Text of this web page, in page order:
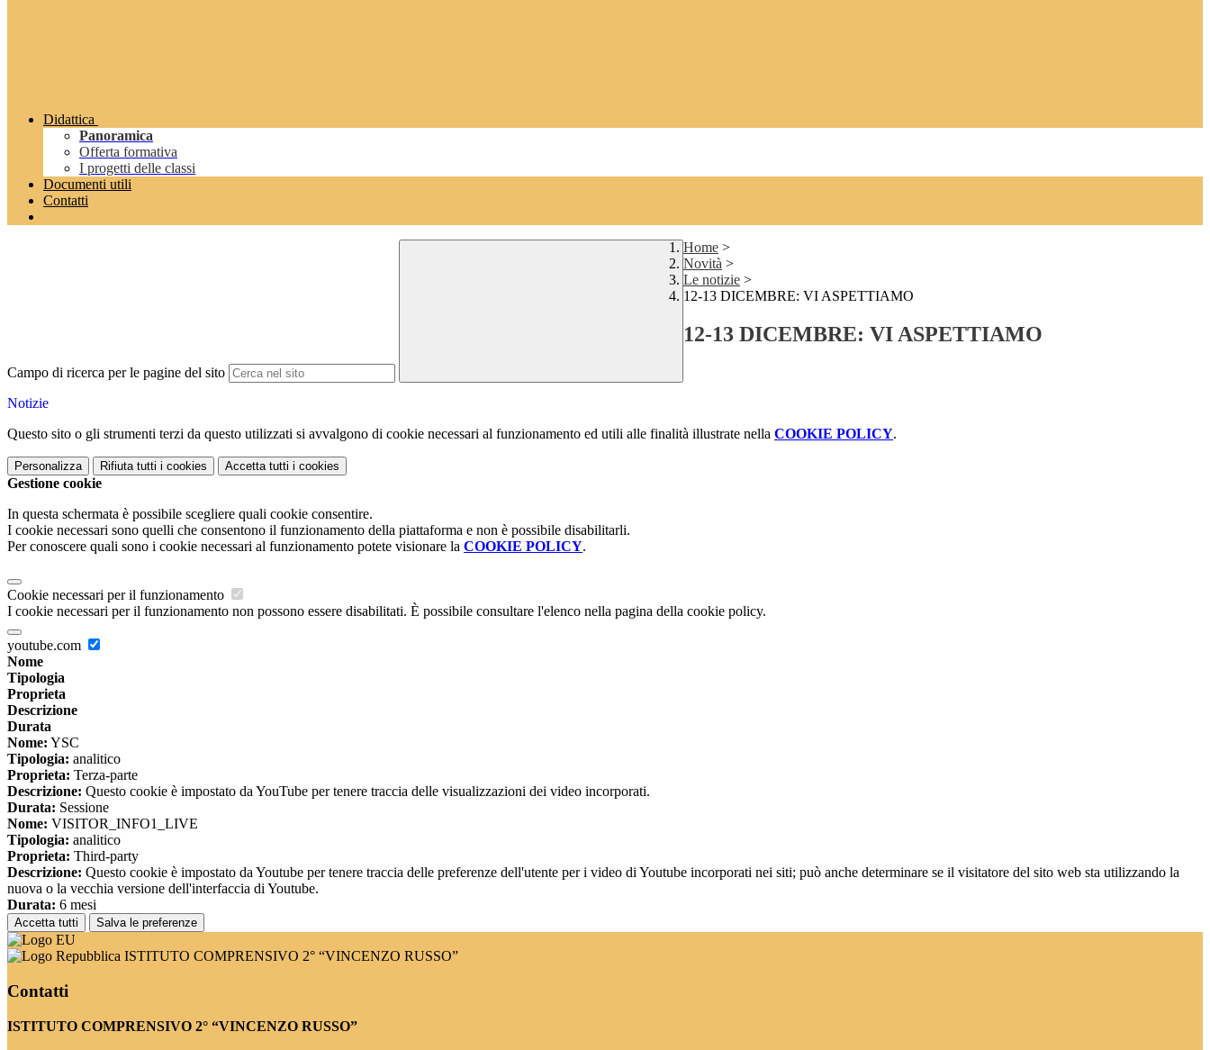
Didattica
Panoramica
Offerta formativa
I progetti delle classi
Documenti utili
Contatti
Campo di ricerca per le pagine del sito
Home >
Novità >
Le notizie >
12-13 DICEMBRE: VI ASPETTIAMO
12-13 DICEMBRE: VI ASPETTIAMO
Notizie
Questo sito o gli strumenti terzi da questo utilizzati si avvalgono di cookie necessari al funzionamento ed utili alle finalità illustrate nella COOKIE POLICY.
Personalizza Rifiuta tutti i cookies Accetta tutti i cookies
Gestione cookie
In questa schermata è possibile scegliere quali cookie consentire.
I cookie necessari sono quelli che consentono il funzionamento della piattaforma e non è possibile disabilitarli.
Per conoscere quali sono i cookie necessari al funzionamento potete visionare la COOKIE POLICY.
Cookie necessari per il funzionamento
I cookie necessari per il funzionamento non possono essere disabilitati. È possibile consultare l'elenco nella pagina della cookie policy.
youtube.com
Nome
Tipologia
Proprieta
Descrizione
Durata
Nome: YSC
Tipologia: analitico
Proprieta: Terza-parte
Descrizione: Questo cookie è impostato da YouTube per tenere traccia delle visualizzazioni dei video incorporati.
Durata: Sessione
Nome: VISITOR_INFO1_LIVE
Tipologia: analitico
Proprieta: Third-party
Descrizione: Questo cookie è impostato da Youtube per tenere traccia delle preferenze dell'utente per i video di Youtube incorporati nei siti; può anche determinare se il visitatore del sito web sta utilizzando la
nuova o la vecchia versione dell'interfaccia di Youtube.
Durata: 6 mesi
Accetta tutti Salva le preferenze
ISTITUTO COMPRENSIVO 2° “VINCENZO RUSSO”
Contatti
ISTITUTO COMPRENSIVO 2° “VINCENZO RUSSO”